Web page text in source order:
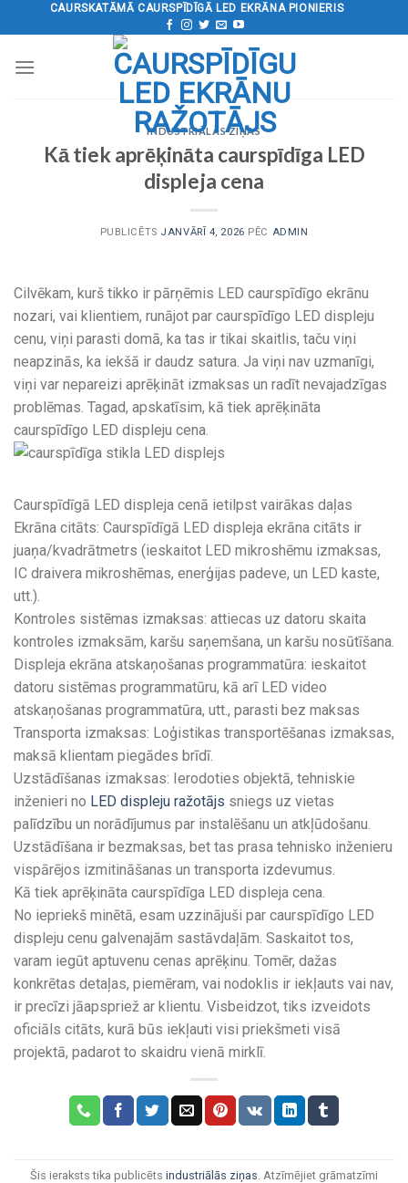
uz
CAURSKATĀMĀ CAURSPĪDĪGĀ LED EKRĀNA PIONIERIS
INDUSTRIĀLĀS ZIŅAS
Kā tiek aprēķināta caurspīdīga LED
displeja cena
PUBLICĒTS JANVĀRĪ 4, 2026 PĒC ADMIN
Cilvēkam, kurš tikko ir pārņēmis LED caurspīdīgo ekrānu
nozari, vai klientiem, runājot par caurspīdīgo LED displeju
cenu, viņi parasti domā, ka tas ir tikai skaitlis, taču viņi
neapzinās, ka iekšā ir daudz satura. Ja viņi nav uzmanīgi,
viņi var nepareizi aprēķināt izmaksas un radīt nevajadzīgas
problēmas. Tagad, apskatīsim, kā tiek aprēķināta
caurspīdīgo LED displeju cena.
Caurspīdīgā LED displeja cenā ietilpst vairākas daļas
Ekrāna citāts: Caurspīdīgā LED displeja ekrāna citāts ir
juaņa/kvadrātmetrs (ieskaitot LED mikroshēmu izmaksas,
IC draivera mikroshēmas, enerģijas padeve, un LED kaste,
utt.).
Kontroles sistēmas izmaksas: attiecas uz datoru skaita
kontroles izmaksām, karšu saņemšana, un karšu nosūtīšana.
Displeja ekrāna atskaņošanas programmatūra: ieskaitot
datoru sistēmas programmatūru, kā arī LED video
atskaņošanas programmatūra, utt., parasti bez maksas
Transporta izmaksas: Loģistikas transportēšanas izmaksas,
maksā klientam piegādes brīdī.
Uzstādīšanas izmaksas: Ierodoties objektā, tehniskie
inženieri no LED displeju ražotājs sniegs uz vietas
palīdzību un norādījumus par instalēšanu un atkļūdošanu.
Uzstādīšana ir bezmaksas, bet tas prasa tehnisko inženieru
vispārējos izmitināšanas un transporta izdevumus.
Kā tiek aprēķināta caurspīdīga LED displeja cena.
No iepriekš minētā, esam uzzinājuši par caurspīdīgo LED
displeju cenu galvenajām sastāvdaļām. Saskaitot tos,
varam iegūt aptuvenu cenas aprēķinu. Tomēr, dažas
konkrētas detaļas, piemēram, vai nodoklis ir iekļauts vai nav,
ir precīzi jāapspriež ar klientu. Visbeidzot, tiks izveidots
oficiāls citāts, kurā būs iekļauti visi priekšmeti visā
projektā, padarot to skaidru vienā mirklī.
Šis ieraksts tika publicēts industriālās ziņas . Atzīmējiet grāmatzīmi